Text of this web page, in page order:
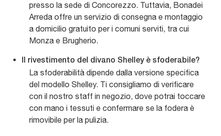
presso la sede di Concorezzo. Tuttavia, Bonadei
Arreda offre un servizio di consegna e montaggio
a domicilio gratuito per i comuni serviti, tra cui
Monza e Brugherio.
Il rivestimento del divano Shelley è sfoderabile?
La sfoderabilità dipende dalla versione specifica
del modello Shelley. Ti consigliamo di verificare
con il nostro staff in negozio, dove potrai toccare
con mano i tessuti e confermare se la fodera è
rimovibile per la pulizia.